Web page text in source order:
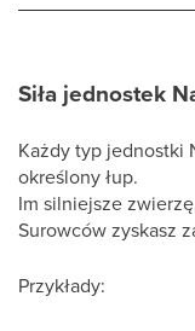
Siła jednostek
Każdy typ jednostki
określony łup.
Im silniejsze
Surowców zyskasz
Przykłady: